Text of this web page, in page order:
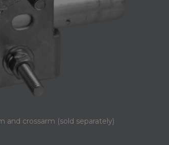
and crossarm (sold separately)